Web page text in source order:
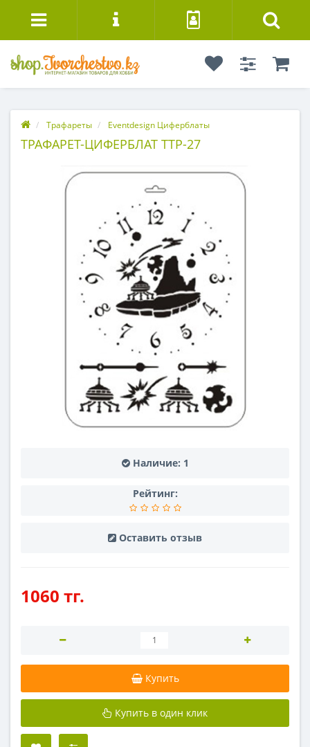
Трафареты Eventdesign Циферблаты
ТРАФАРЕТ-ЦИФЕРБЛАТ ТТР-27
Наличие: 1
Рейтинг:
Оставить отзыв
1060 тг.
Купить
Купить в один клик